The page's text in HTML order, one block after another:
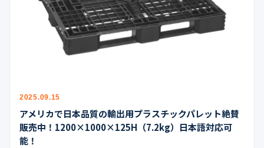
2025.09.15
アメリカで日本品質の輸出用プラスチックパレット絶賛
販売中！1200×1000×125H（7.2kg）日本語対応可
能！